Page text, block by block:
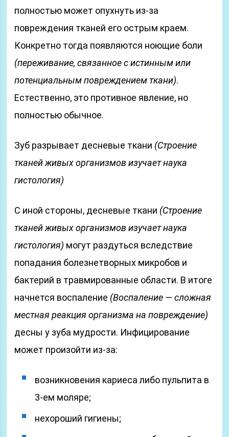
полностью может опухнуть из-за
повреждения тканей его острым краем.
Конкретно тогда появляются ноющие боли
(переживание, связанное с истинным или
потенциальным повреждением ткани).
Естественно, это противное явление, но
полностью обычное.
Зуб разрывает десневые ткани (Строение
тканей живых организмов изучает наука
гистология)
С иной стороны, десневые ткани (Строение
тканей живых организмов изучает наука
гистология) могут раздуться вследствие
попадания болезнетворных микробов и
бактерий в травмированные области. В итоге
начнется воспаление (Воспаление — сложная
местная реакция организма на повреждение)
десны у зуба мудрости. Инфицирование
может произойти из-за:
возникновения кариеса либо пульпита в
3-ем моляре;
нехороший гигиены;